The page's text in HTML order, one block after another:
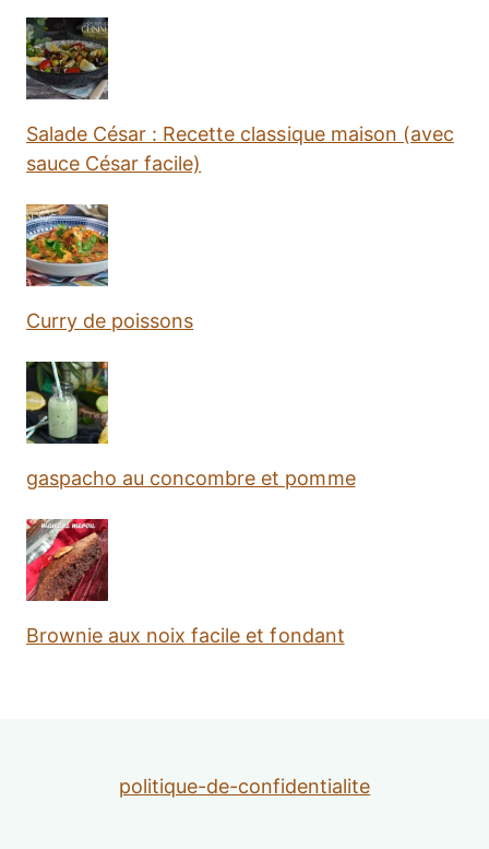
Salade César : Recette classique maison (avec
sauce César facile)
Curry de poissons
gaspacho au concombre et pomme
Brownie aux noix facile et fondant
politique-de-confidentialite